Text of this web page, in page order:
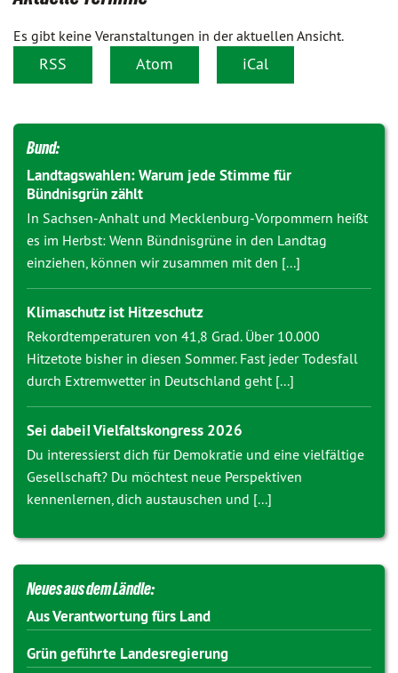
Es gibt keine Veranstaltungen in der aktuellen Ansicht.
RSS Atom iCal
Bund:
Landtagswahlen: Warum jede Stimme für
Bündnisgrün zählt
In Sachsen-Anhalt und Mecklenburg-Vorpommern heißt
es im Herbst: Wenn Bündnisgrüne in den Landtag
einziehen, können wir zusammen mit den [...]
Klimaschutz ist Hitzeschutz
Rekordtemperaturen von 41,8 Grad. Über 10.000
Hitzetote bisher in diesen Sommer. Fast jeder Todesfall
durch Extremwetter in Deutschland geht [...]
Sei dabei! Vielfaltskongress 2026
Du interessierst dich für Demokratie und eine vielfältige
Gesellschaft? Du möchtest neue Perspektiven
kennenlernen, dich austauschen und [...]
Neues aus dem Ländle:
Aus Verantwortung fürs Land
Grün geführte Landesregierung